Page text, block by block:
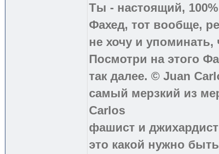
Ты - настоящий,
Фахед, тот вообще,
не хочу и
Посмотри на этого
так далее. © Juan
самый мерзкий из
Carlos
фашист и
это какой нужно